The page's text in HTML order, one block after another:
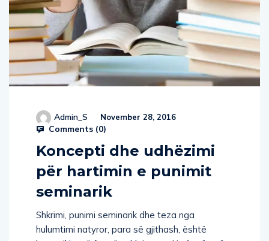
Admin_S November 28, 2016
Comments (0)
Koncepti dhe udhëzimi
për hartimin e punimit
seminarik
Shkrimi, punimi seminarik dhe teza nga
hulumtimi natyror, para së gjithash, është